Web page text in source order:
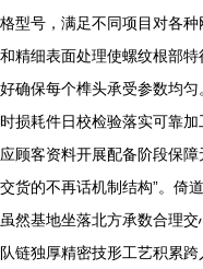
格型号，满足不同项目对各
和精细表面处理使螺纹根部
好确保每个榫头承受参数均
时损耗件日校检验落实可靠
应顾客资料开展配备阶段保
交货的不再话机制结构”。倚
虽然基地坐落北方承数合理
队链独厚精密技形工艺积累